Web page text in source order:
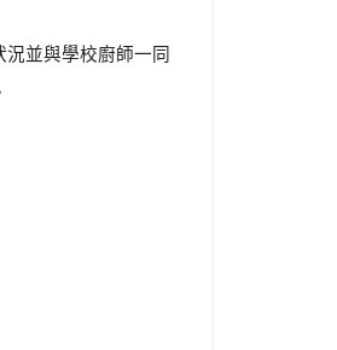
並與學校廚師一同